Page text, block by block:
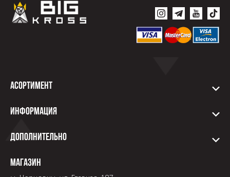
Асортимент
Информация
Дополнительно
Магазин